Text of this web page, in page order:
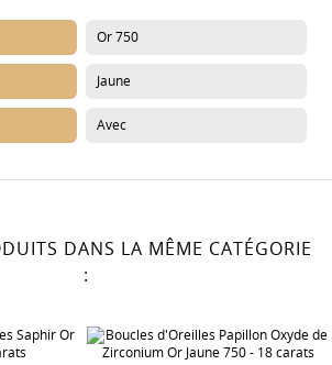
Or 750
Jaune
Avec
DANS LA MÊME CATÉGORIE
: